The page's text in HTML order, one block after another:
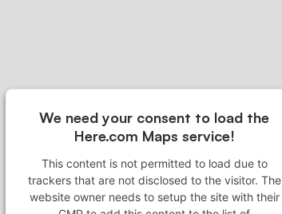
We need your consent to load the
Here.com Maps service!
This content is not permitted to load due to
trackers that are not disclosed to the visitor. The
website owner needs to setup the site with their